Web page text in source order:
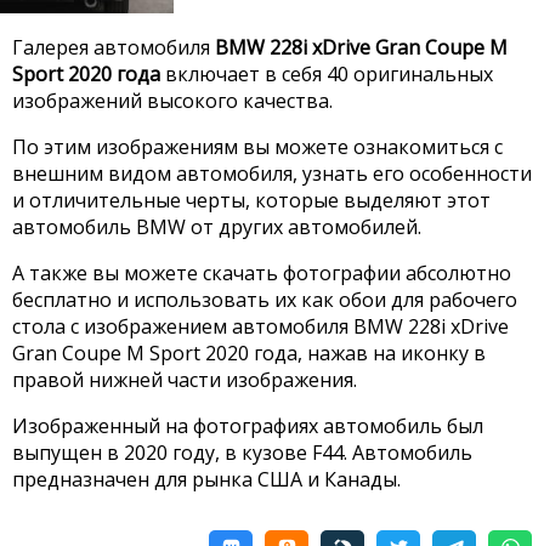
Галерея автомобиля BMW 228i xDrive Gran Coupe M
Sport 2020 года включает в себя 40 оригинальных
изображений высокого качества.
По этим изображениям вы можете ознакомиться с
внешним видом автомобиля, узнать его особенности
и отличительные черты, которые выделяют этот
автомобиль BMW от других автомобилей.
А также вы можете скачать фотографии абсолютно
бесплатно и использовать их как обои для рабочего
стола с изображением автомобиля BMW 228i xDrive
Gran Coupe M Sport 2020 года, нажав на иконку в
правой нижней части изображения.
Изображенный на фотографиях автомобиль был
выпущен в 2020 году, в кузове F44. Автомобиль
предназначен для рынка США и Канады.